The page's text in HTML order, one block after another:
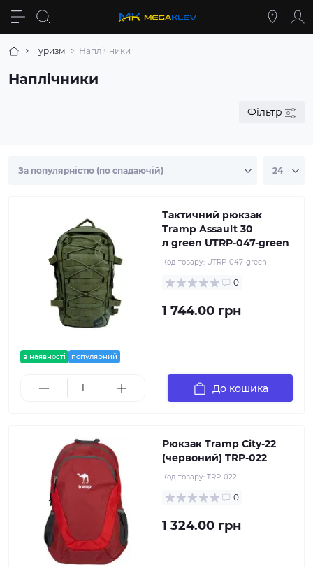
Туризм Наплічники
Наплічники
Фільтр
в наявності популярний
Тактичний рюкзак
Tramp Assault 30
л green UTRP-047-green
Код товару: UTRP-047-green
0
1 744.00 грн
До кошика
Рюкзак Tramp City-22
(червоний) TRP-022
Код товару: TRP-022
0
1 324.00 грн